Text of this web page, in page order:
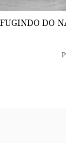
FUGINDO DO